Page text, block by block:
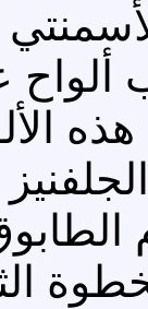
ألواح
هذه